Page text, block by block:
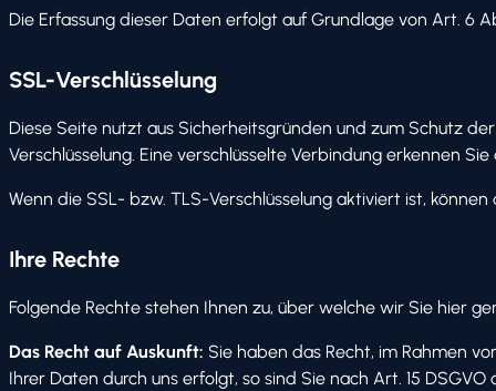
Die Erfassung dieser Daten erfolgt auf Grundlage von Art. 6
SSL-Verschlüsselung
Diese Seite nutzt aus Sicherheitsgründen und zum Schutz
Verschlüsselung. Eine verschlüsselte Verbindung erkennen
Wenn die SSL- bzw. TLS-Verschlüsselung aktiviert ist,
Ihre Rechte
Folgende Rechte stehen Ihnen zu, über welche wir Sie hier
Das Recht auf Auskunft: Sie haben das Recht, im Rahmen
Ihrer Daten durch uns erfolgt, so sind Sie nach Art. 15